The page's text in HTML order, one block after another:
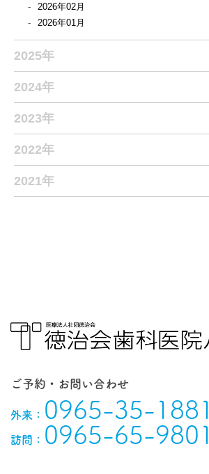
2026年02月
2026年01月
2025年
2024年
2023年
2022年
2021年
ご予約・お問い合わせ
外来： 0965-35-1881
訪問： 0965-65-9801